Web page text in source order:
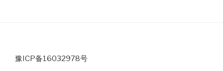
豫ICP备16032978号